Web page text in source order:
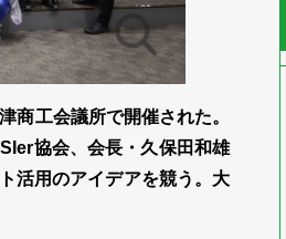
商工会議所で開催された。
協会、会長・久保田和雄
活用のアイデアを競う。大